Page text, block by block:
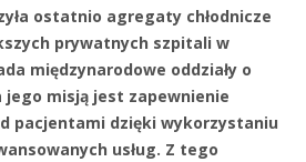
ostatnio agregaty chłodnicze
prywatnych szpitali w
międzynarodowe oddziały o
misją jest zapewnienie
pacjentami dzięki wykorzystaniu
usług. Z tego